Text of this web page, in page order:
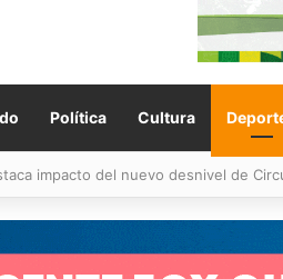
Política Cultura
reducción del 50 % en incendios